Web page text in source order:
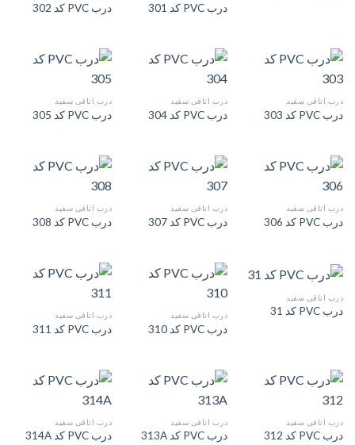
درب PVC کد 301 درب PVC کد 302
درب اتاقی سفید
درب PVC کد 303
درب اتاقی سفید
درب PVC کد 304
درب اتاقی سفید
درب PVC کد 305
درب اتاقی سفید
درب PVC کد 306
درب اتاقی سفید
درب PVC کد 307
درب اتاقی سفید
درب PVC کد 308
درب اتاقی سفید
درب PVC کد 31 درب اتاقی سفید
درب PVC کد 310
درب اتاقی سفید
درب PVC کد 311
درب اتاقی سفید
درب PVC کد 312
درب اتاقی سفید
درب PVC کد 313A
درب اتاقی سفید
درب PVC کد 314A